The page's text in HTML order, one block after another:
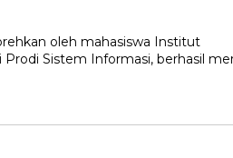
oleh mahasiswa Institut
Sistem Informasi, berhasil